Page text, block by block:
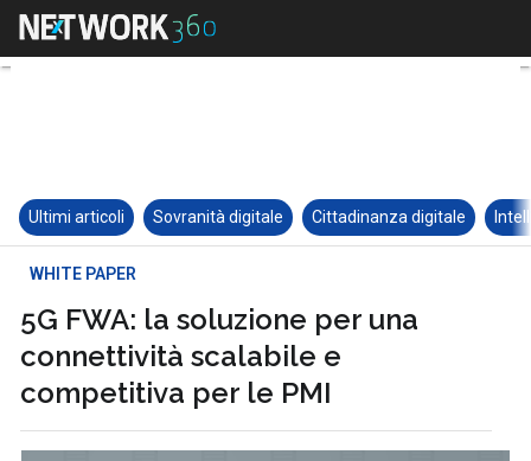
Ultimi articoli Sovranità digitale Cittadinanza digitale
WHITE PAPER
5G FWA: la soluzione per una
connettività scalabile e
competitiva per le PMI